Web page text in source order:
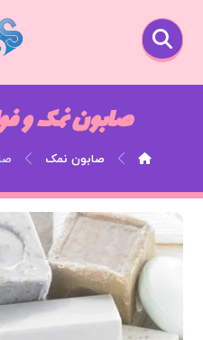
صابون نمک و
صابون نمک